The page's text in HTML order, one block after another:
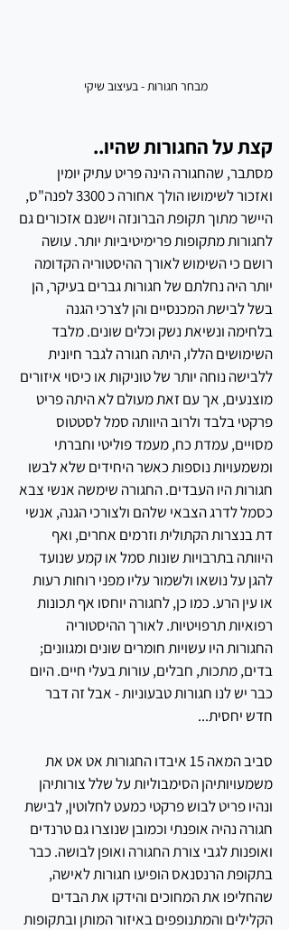
מבחר חגורות - בעיצוב שיקי
קצת על החגורות שהיו..
מסתבר, שהחגורה הינה פריט עתיק יומין
ואזכור לשימושו הולך אחורה כ 3300 לפנה"ס,
היישר מתוך תקופת הברונזה וישנם אזכורים גם
לחגורות מתקופות פרימיטיביות יותר. עושה
רושם כי השימוש לאורך ההיסטוריה הקדומה
יותר היה נחלתם של חגורות גברים בעיקר, הן
בשל לבישת המכנסיים והן לצרכי הגנה
בלחימה ונשיאת נשק וכלים שונים. מלבד
השימושים הללו, היתה חגורה לגבר חיונית
ללבישה נוחה יותר של טוניקות או כיסוי איזורים
מוצנעים, אך עם זאת מעולם לא היתה פריט
פרקטי בלבד ולרוב היוותה סמל לסטטוס
מסויים, עמדת כח, מעמד פוליטי וחברתי
ומשמעויות נוספות כאשר היחידים שלא לבשו
חגורות היו העבדים. החגורה שימשה אנשי צבא
כסמל לדרג הצבאי שלהם ולצורכי הגנה, אנשי
דת בנצרות הקתולית וזרמים אחרים, ואף
היוותה בתרבויות שונות סמל או קמע שנועד
להגן על נושאו ולשמור עליו מפני רוחות רעות
או עין הרע. כמו כן, לחגורה יוחסו אף תכונות
רפואיות תרפויטיות. לאורך ההיסטוריה
החגורות היו עשויות חומרים שונים ומגוונים;
בדים, מתכות, חבלים, עורות בעלי חיים. היום
כבר יש לנו חגורות טבעוניות- אבל זה דבר
חדש יחסית...
סביב המאה 15 איבדו החגורות אט אט את
משמעויותיהן הסימבוליות על שלל צורותיהן
ונהיו פריט לבוש פרקטי כמעט לחלוטין, לבישת
חגורה נהיה אופנתי וכמובן שנוצרו גם טרנדים
ואופנות לגבי צורת החגורה ואופן לבושה. כבר
בתקופת הרנסנאס הופיעו חגורות לאישה,
שהחליפו את המחוכים והידקו את הבדים
הקלילים והמתנופפים באיזור המותן ובתקופות